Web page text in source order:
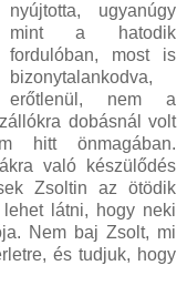
nyújtotta, ugyanúgy
mint a hatodik
fordulóban, most is
bizonytalankodva,
erőtlenül, nem a
dobásnál volt
hitt önmagában.
való készülődés
Zsoltin az ötödik
látni, hogy neki
Nem baj Zsolt, mi
és tudjuk, hogy